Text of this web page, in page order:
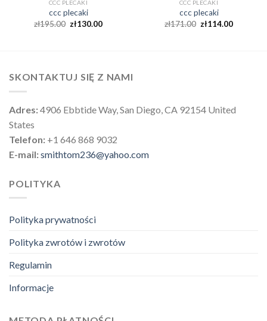
CCC PLECAKI
ccc plecaki
zł195.00 zł130.00
CCC PLECAKI
ccc plecaki
zł171.00 zł114.00
SKONTAKTUJ SIĘ Z NAMI
Adres:4906 Ebbtide Way, San Diego, CA 92154 United
States
Telefon: +1 646 868 9032
E-mail:smithtom236@yahoo.com
POLITYKA
Polityka prywatności
Polityka zwrotów i zwrotów
Regulamin
Informacje